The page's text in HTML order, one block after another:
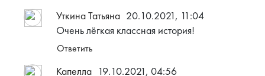
Уткина Татьяна 20.10.2021, 11:04
Очень лёгкая классная история!
Ответить
Капелла 19.10.2021, 04:56